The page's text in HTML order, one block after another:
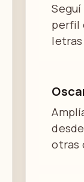
perfil
otras